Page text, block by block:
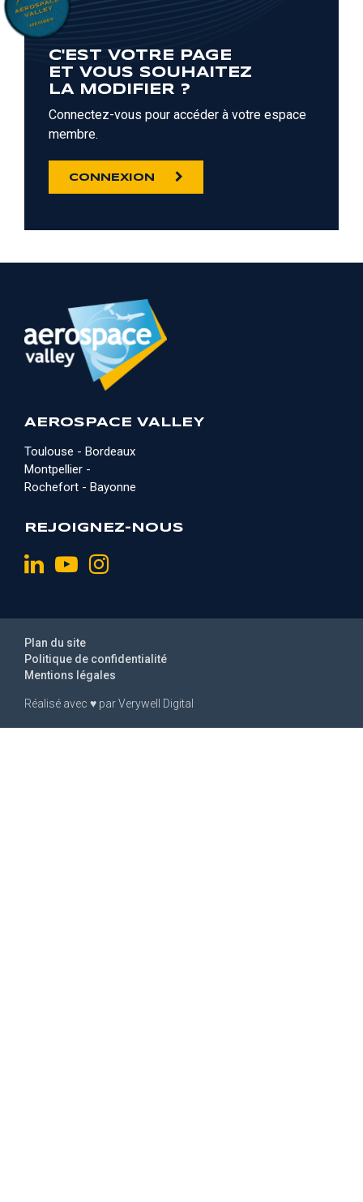
C'EST VOTRE PAGE
ET VOUS SOUHAITEZ
LA MODIFIER ?
Connectez-vous pour accéder à votre espace
membre.
CONNEXION
AEROSPACE VALLEY
Toulouse - Bordeaux
Montpellier -
Rochefort - Bayonne
REJOIGNEZ-NOUS
Réalisé avec ♥ parVerywell Digital
Mentions légales
Politique de confidentialité
Plan du site